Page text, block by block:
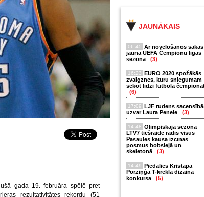
JAUNĀKAIS
06:45 Ar novēlošanos sākas
jaunā UEFA Čempionu līgas
sezona
(3)
16:23 EURO 2020 spožākās
zvaigznes, kuru sniegumam
sekot līdzi futbola
(6)
17:09 LJF rudens
uzvar Laura Penele
(3)
14:48 Olimpiskajā sezonā
LTV7 tiešraidē rādīs visus
Pasaules kausa izcīņas
posmus bobslejā un
skeletonā
(3)
14:49 Piedalies Kristapa
Porziņģa T-krekla dizaina
konkursā
(5)
gada 19. februāra spēlē pret
rezultativitātes rekordu (51